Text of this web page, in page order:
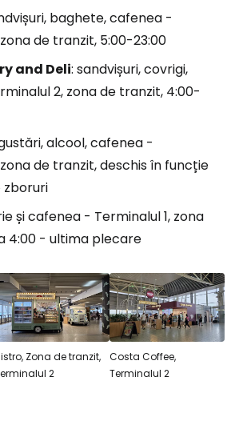
baghete, cafenea -
de tranzit, 5:00-23:00
and Deli: sandvișuri, covrigi,
2, zona de tranzit, 4:00-
alcool, cafenea -
de tranzit, deschis în funcție
zboruri
și cafenea - Terminalul 1, zona
4:00 - ultima plecare
Zona de tranzit,
2
Costa Coffee,
Terminalul 2